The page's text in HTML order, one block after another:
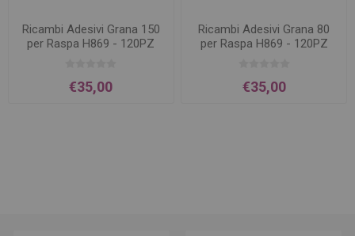
Ricambi Adesivi Grana 150
per Raspa H869 - 120PZ
€35,00
Ricambi Adesivi Grana 80
per Raspa H869 - 120PZ
€35,00